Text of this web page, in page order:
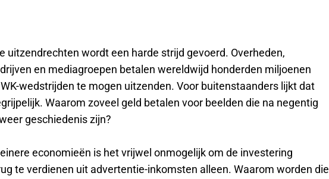
uitzendrechten wordt een harde strijd gevoerd. Overheden,
en mediagroepen betalen wereldwijd honderden miljoenen
wedstrijden te mogen uitzenden. Voor buitenstaanders lijkt dat
Waarom zoveel geld betalen voor beelden die na negentig
geschiedenis zijn?
economieën is het vrijwel onmogelijk om de investering
te verdienen uit advertentie-inkomsten alleen. Waarom worden die